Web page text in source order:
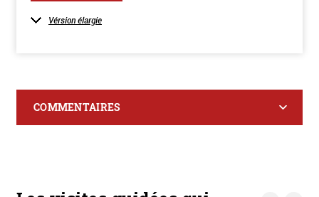
Vérsion élargie
COMMENTAIRES